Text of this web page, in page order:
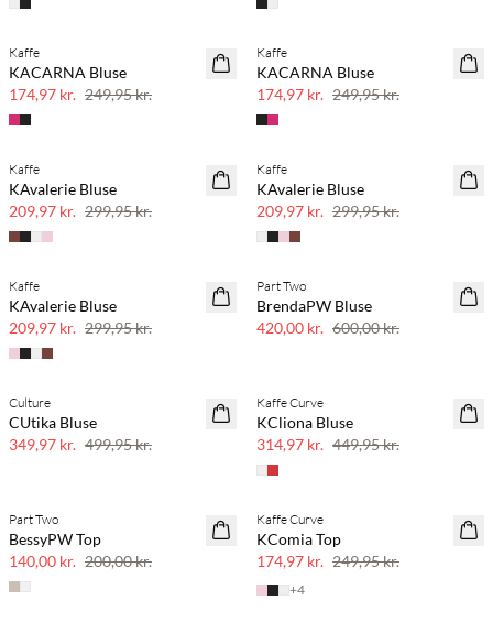
SAVE20
Kaffe
KACARNA Bluse
174,97 kr. 249,95 kr.
SAVE20
Kaffe
KACARNA Bluse
174,97 kr. 249,95 kr.
SAVE20
Kaffe
KAvalerie Bluse
209,97 kr. 299,95 kr.
SAVE20
Kaffe
KAvalerie Bluse
209,97 kr. 299,95 kr.
SAVE20
Kaffe
KAvalerie Bluse
209,97 kr. 299,95 kr.
SAVE20
Part Two
BrendaPW Bluse
420,00 kr. 600,00 kr.
SAVE20
Culture
CUtika Bluse
349,97 kr. 499,95 kr.
SAVE20
Kaffe Curve
KCliona Bluse
314,97 kr. 449,95 kr.
SAVE20
30% rabat
Part Two
BessyPW Top
140,00 kr. 200,00 kr.
SAVE20
Kaffe Curve
KComia Top
174,97 kr. 249,95 kr.
+4